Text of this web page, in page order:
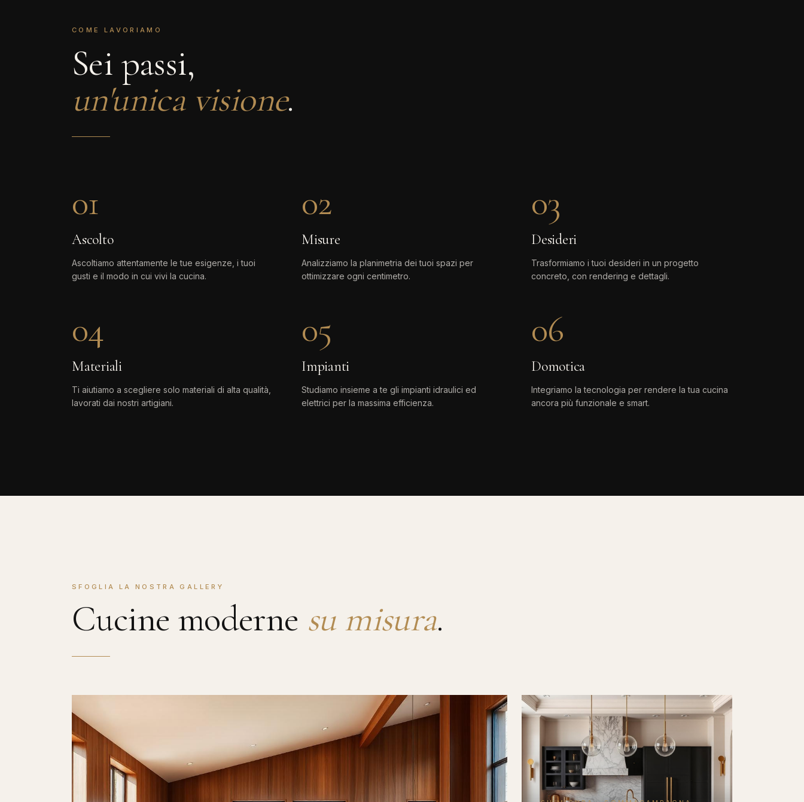
COME LAVORIAMO
Sei passi,
un'unica visione.
01
Ascolto
Ascoltiamo attentamente le tue esigenze, i tuoi
gusti e il modo in cui vivi la cucina.
02
Misure
Analizziamo la planimetria dei tuoi spazi per
ottimizzare ogni centimetro.
03
Desideri
Trasformiamo i tuoi desideri in un progetto
concreto, con rendering e dettagli.
04
Materiali
Ti aiutiamo a scegliere solo materiali di alta qualità,
lavorati dai nostri artigiani.
05
Impianti
Studiamo insieme a te gli impianti idraulici ed
elettrici per la massima efficienza.
06
Domotica
Integriamo la tecnologia per rendere la tua cucina
ancora più funzionale e smart.
SFOGLIA LA NOSTRA GALLERY
Cucine moderne su misura.